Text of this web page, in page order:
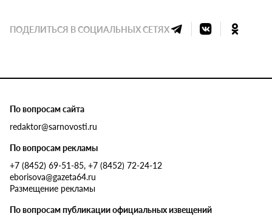
ПОДЕЛИТЬСЯ В СОЦИАЛЬНЫХ СЕТЯХ
По вопросам сайта
redaktor@sarnovosti.ru
По вопросам рекламы
+7 (8452) 69-51-85, +7 (8452) 72-24-12
eborisova@gazeta64.ru
Размещение рекламы
По вопросам публикации официальных извещений